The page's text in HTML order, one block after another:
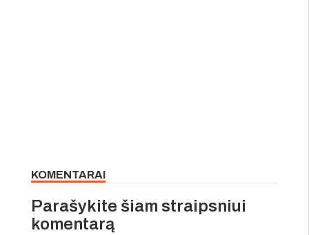
KOMENTARAI
Parašykite šiam straipsniui
komentarą